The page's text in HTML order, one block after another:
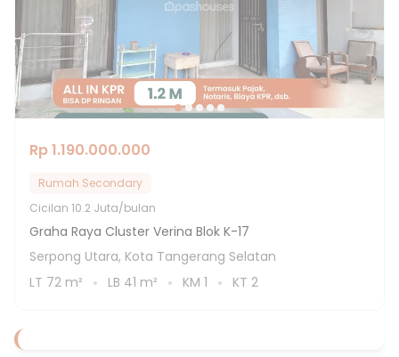
Rp 1.190.000.000
Rumah Secondary
Cicilan 10.2 Juta/bulan
Graha Raya Cluster Verina Blok K-17
Serpong Utara, Kota Tangerang Selatan
LT 72 m² LB 41 m² KM 1 KT 2